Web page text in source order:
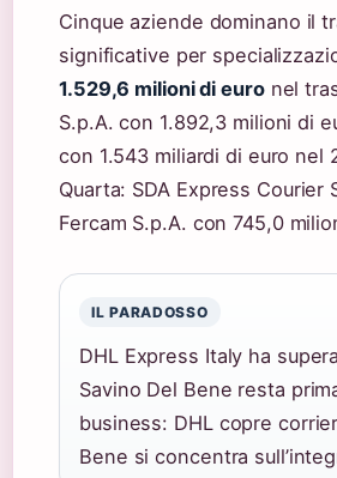
Cinque aziende dominano il
significative per
1.529,6 milioni di euronel
S.p.A. con 1.892,3 milioni di
con 1.543 miliardi di euro nel
Quarta: SDA Express
Fercam S.p.A. con 745,0
IL PARADOSSO
DHL Express Italy ha
Savino Del Bene resta
business: DHL copre
Bene si concentra